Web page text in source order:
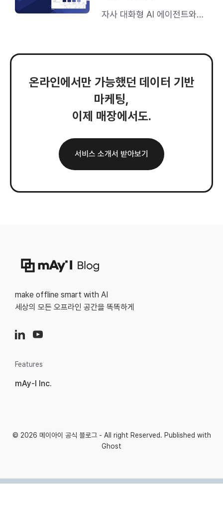
자사 대화형 AI 에이전트와
온라인에서만 가능했던 데이터 기반
마케팅,
이제 매장에서도.
서비스 소개서 받아보기
make offline smart with AI
세상의 모든 오프라인 공간을 똑똑하게
Features
mAy-I Inc.
© 2026 메이아이 공식 블로그- All right Reserved. Published with
Ghost